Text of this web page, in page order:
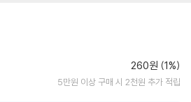
260원 (1%)
5만원 이상 구매 시 2천원 추가 적립